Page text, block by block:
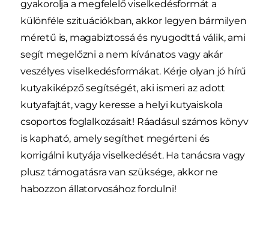
gyakorolja a megfelelő viselkedésformát a
különféle szituációkban, akkor legyen bármilyen
méretű is, magabiztossá és nyugodttá válik, ami
segít megelőzni a nem kívánatos vagy akár
veszélyes viselkedésformákat. Kérje olyan jó hírű
kutyakiképző segítségét, aki ismeri az adott
kutyafajtát, vagy keresse a helyi kutyaiskola
csoportos foglalkozásait! Ráadásul számos könyv
is kapható, amely segíthet megérteni és
korrigálni kutyája viselkedését. Ha tanácsra vagy
plusz támogatásra van szüksége, akkor ne
habozzon állatorvosához fordulni!